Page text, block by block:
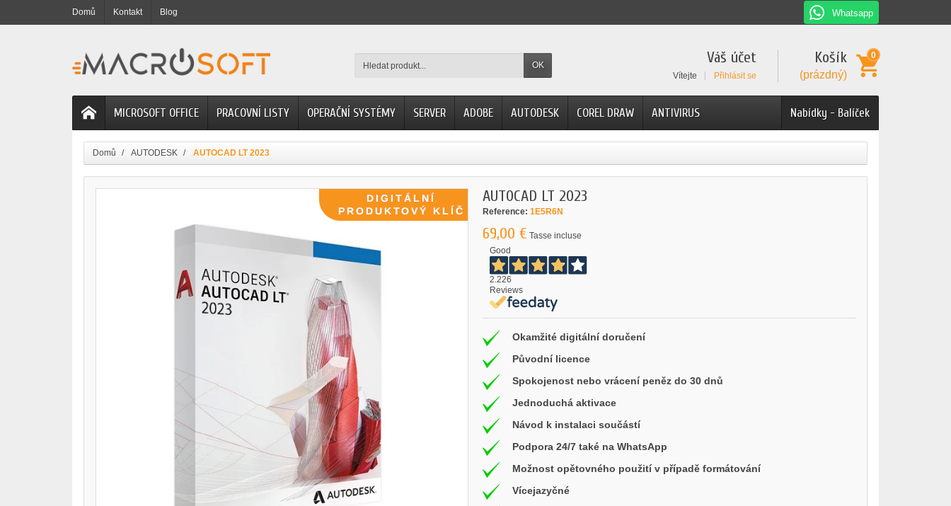
Domů Kontakt Blog Whatsapp
OK Košík
(prázdný)
0
Váš účet
Vítejte Přihlásit se
Nabídky - Balíček
MICROSOFT OFFICE PRACOVNÍ LISTY OPERAČNÍ SYSTÉMY SERVER ADOBE AUTODESK COREL DRAW ANTIVIRUS
Domů AUTODESK AUTOCAD LT 2023
AUTOCAD LT 2023
Reference: 1E5R6N
69,00 € Tasse incluse
Good
2.226
Reviews
Okamžité digitální doručení
Původní licence
Spokojenost nebo vrácení peněz do 30 dnů
Jednoduchá aktivace
Návod k instalaci součástí
Podpora 24/7 také na WhatsApp
Možnost opětovného použití v případě formátování
Vícejazyčné